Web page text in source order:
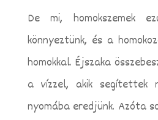
De mi, homokszemek
könnyeztünk, és a
homokkal. Éjszaka
a vízzel, akik segítettek
nyomába eredjünk. Azóta